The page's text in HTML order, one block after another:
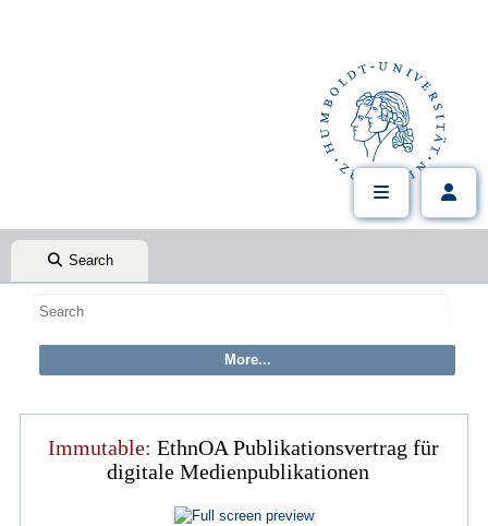
Search
Immutable: EthnOA Publikationsvertrag für
digitale Medienpublikationen